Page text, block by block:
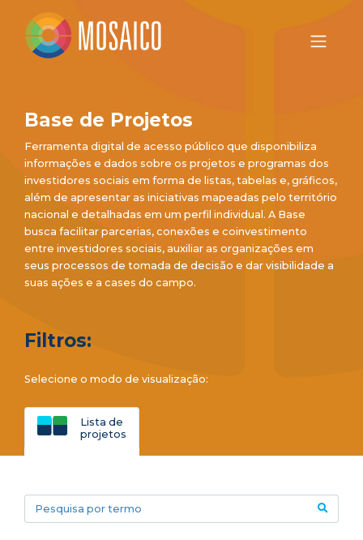
Base de Projetos
Ferramenta digital de acesso público que disponibiliza
informações e dados sobre os projetos e programas dos
investidores sociais em forma de listas, tabelas e, gráficos,
além de apresentar as iniciativas mapeadas pelo território
nacional e detalhadas em um perfil individual. A Base
busca facilitar parcerias, conexões e coinvestimento
entre investidores sociais, auxiliar as organizações em
seus processos de tomada de decisão e dar visibilidade a
suas ações e a cases do campo.
Filtros:
Selecione o modo de visualização:
Lista de
projetos
Pesquisa por termo